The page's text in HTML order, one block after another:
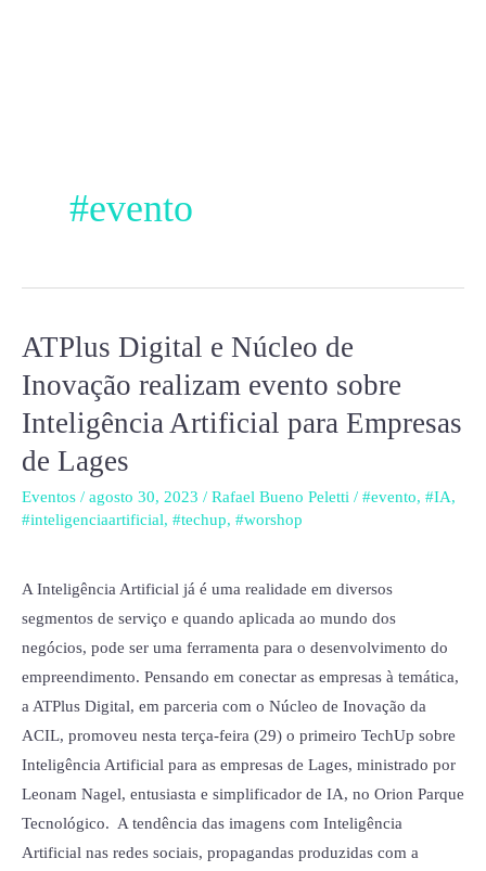
#evento
ATPlus Digital e Núcleo de
Inovação realizam evento sobre
Inteligência Artificial para Empresas
de Lages
Eventos / agosto 30, 2023 / Rafael Bueno Peletti / #evento, #IA,
#inteligenciaartificial, #techup, #worshop
A Inteligência Artificial já é uma realidade em diversos
segmentos de serviço e quando aplicada ao mundo dos
negócios, pode ser uma ferramenta para o desenvolvimento do
empreendimento. Pensando em conectar as empresas à temática,
a ATPlus Digital, em parceria com o Núcleo de Inovação da
ACIL, promoveu nesta terça-feira (29) o primeiro TechUp sobre
Inteligência Artificial para as empresas de Lages, ministrado por
Leonam Nagel, entusiasta e simplificador de IA, no Orion Parque
Tecnológico. A tendência das imagens com Inteligência
Artificial nas redes sociais, propagandas produzidas com a
ATPlus
Núcleo
de
Inovação
realizam
evento